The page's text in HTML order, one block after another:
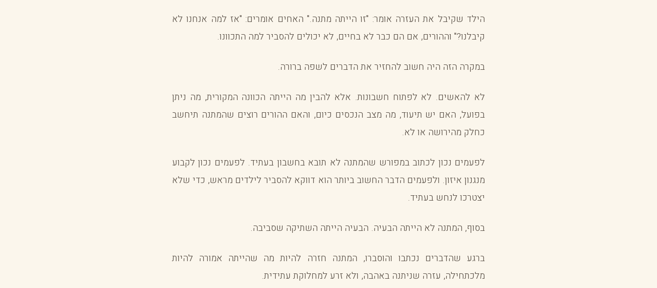
הילד שקיבל את העזרה אומר: "זו הייתה מתנה." האחים אומרים: "אז למה אנחנו לא
קיבלנו?" וההורים, אם הם כבר לא בחיים, לא יכולים להסביר למה התכוונו.
במקרה הזה היה חשוב להחזיר את הדברים לשפה ברורה.
לא להאשים. לא לפתוח חשבונות. אלא להבין מה הייתה הכוונה המקורית, מה ניתן
בפועל, האם יש תיעוד, מה מצב הנכסים כיום, והאם ההורים רוצים שהמתנה תיחשב
כחלק מהירושה או לא.
לפעמים נכון לכתוב במפורש שהמתנה לא תובא בחשבון בעתיד. לפעמים נכון לקבוע
מנגנון איזון. ולפעמים הדבר החשוב ביותר הוא דווקא להסביר לילדים מראש, כדי שלא
יצטרכו לנחש בעתיד.
בסוף, המתנה לא הייתה הבעיה. הבעיה הייתה השתיקה שסביבה.
ברגע שהדברים נכתבו והוסברו, המתנה חזרה להיות מה שהייתה אמורה להיות
מלכתחילה, עזרה שניתנה באהבה, ולא זרע למחלוקת עתידית.